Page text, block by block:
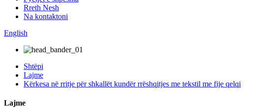
Rreth Nesh
Na kontaktoni
English
Shtëpi
Lajme
Kërkesa në rritje për shkallët kundër rrëshqitjes me tekstil me fije qelqi
Lajme